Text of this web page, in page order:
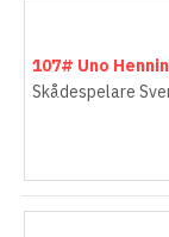
107# Uno
Skådespelare